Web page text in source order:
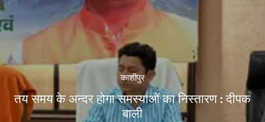
काशीपुर
तय समय के अन्दर होगा समस्याओं का निस्तारण : दीपक
बाली